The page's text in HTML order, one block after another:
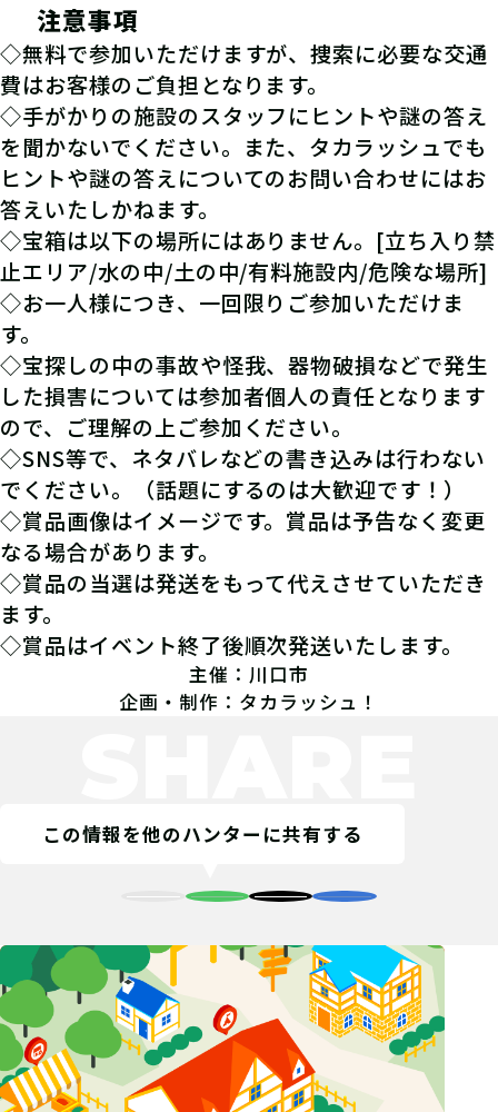
きゅぽらんグッズ
200名様
注意事項
◇無料で参加いただけますが、捜索に必要な交通
費はお客様のご負担となります。
◇手がかりの施設のスタッフにヒントや謎の答え
を聞かないでください。また、タカラッシュでも
ヒントや謎の答えについてのお問い合わせにはお
答えいたしかねます。
◇宝箱は以下の場所にはありません。[立ち入り禁
止エリア/水の中/土の中/有料施設内/危険な場所]
◇お一人様につき、一回限りご参加いただけま
す。
◇宝探しの中の事故や怪我、器物破損などで発生
した損害については参加者個人の責任となります
ので、ご理解の上ご参加ください。
◇SNS等で、ネタバレなどの書き込みは行わない
でください。（話題にするのは大歓迎です！）
◇賞品画像はイメージです。賞品は予告なく変更
なる場合があります。
◇賞品の当選は発送をもって代えさせていただき
ます。
◇賞品はイベント終了後順次発送いたします。
主催：川口市
企画・制作：タカラッシュ！
この情報を他のハンターに共有する